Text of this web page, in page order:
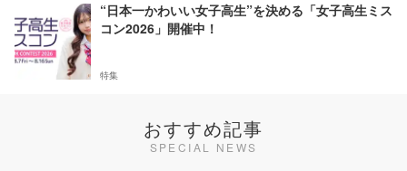
“日本一かわいい女子高生”を決める「女子高生ミス
コン2026」開催中！
特集
おすすめ記事
SPECIAL NEWS